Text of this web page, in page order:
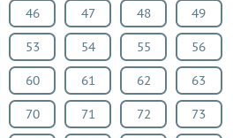
46 47 48 49
53 54 55 56
60 61 62 63
70 71 72 73